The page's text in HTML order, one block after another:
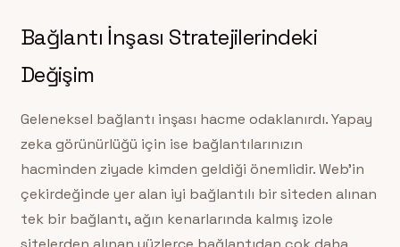
Bağlantı İnşası Stratejilerindeki
Değişim
Geleneksel bağlantı inşası hacme odaklanırdı. Yapay
zeka görünürlüğü için ise bağlantılarınızın
hacminden ziyade kimden geldiği önemlidir. Web’in
çekirdeğinde yer alan iyi bağlantılı bir siteden alınan
tek bir bağlantı, ağın kenarlarında kalmış izole